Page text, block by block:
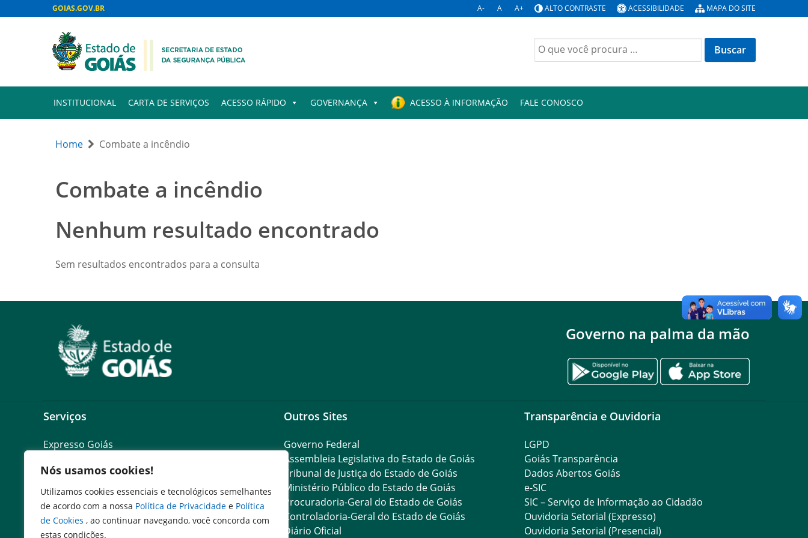
Nós usamos cookies!
Utilizamos cookies essenciais e tecnológicos semelhantes
de acordo com a nossa Política de Privacidade e Política
de Cookies , ao continuar navegando, você concorda com
estas condições.
GOIAS.GOV.BR A- A A+ ALTO CONTRASTE ACESSIBILIDADE MAPA DO SITE
Buscar
por:
INSTITUCIONAL CARTA DE SERVIÇOS ACESSO RÁPIDO GOVERNANÇA ACESSO À INFORMAÇÃO FALE CONOSCO
Home Combate a incêndio
Combate a incêndio
Nenhum resultado encontrado
Sem resultados encontrados para a consulta
Governo na palma da mão
Serviços
Expresso Goiás
Expresso Servidor
SEI Governadoria
Cadastro de Autoridades
Escola de Governo
Agenda de Autoridades
Outros Sites
Governo Federal
Assembleia Legislativa do Estado de Goiás
Tribunal de Justiça do Estado de Goiás
Ministério Público do Estado de Goiás
Procuradoria-Geral do Estado de Goiás
Controladoria-Geral do Estado de Goiás
Diário Oficial
Transparência e Ouvidoria
LGPD
Goiás Transparência
Dados Abertos Goiás
e-SIC
SIC – Serviço de Informação ao Cidadão
Ouvidoria Setorial (Expresso)
Ouvidoria Setorial (Presencial)